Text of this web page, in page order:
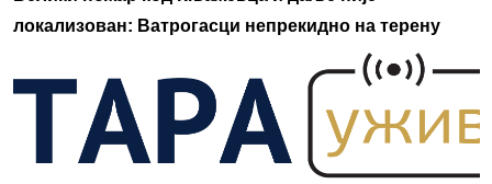
локализован: Ватрогасци непрекидно на терену